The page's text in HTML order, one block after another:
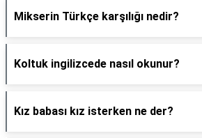
Mikserin Türkçe karşılığı nedir?
Koltuk ingilizcede nasıl okunur?
Kız babası kız isterken ne der?